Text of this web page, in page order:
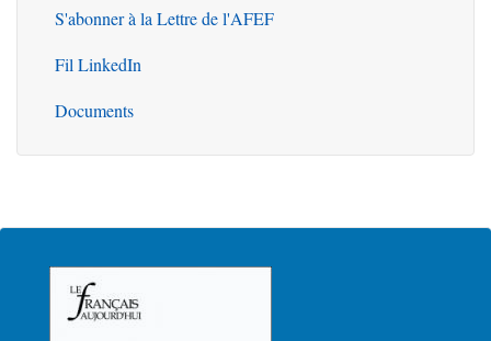
S'abonner à la Lettre de l'AFEF
Fil LinkedIn
Documents